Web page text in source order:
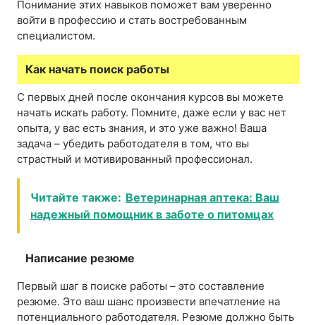
Понимание этих навыков поможет вам уверенно
войти в профессию и стать востребованным
специалистом.
Как начать поиск работы
С первых дней после окончания курсов вы можете
начать искать работу. Помните, даже если у вас нет
опыта, у вас есть знания, и это уже важно! Ваша
задача – убедить работодателя в том, что вы
страстный и мотивированный профессионал.
Читайте также: Ветеринарная аптека: Ваш
надежный помощник в заботе о питомцах
Написание резюме
Первый шаг в поиске работы – это составление
резюме. Это ваш шанс произвести впечатление на
потенциального работодателя. Резюме должно быть